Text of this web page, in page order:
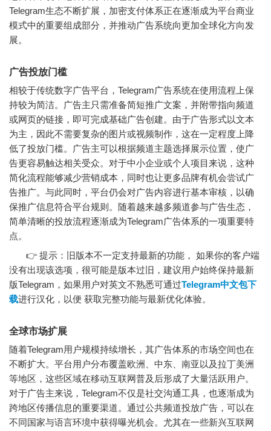
Telegram生态不断扩展，加密支付体系正在逐渐成为平台商业
模式中的重要组成部分，并推动广告系统向更加全球化方向发
展。
广告投放门槛
相较于传统数字广告平台，Telegram广告系统在使用流程上保
持较为简洁。广告主只需准备简短推广文案，并附带指向频道
或网页的链接，即可完成基础广告创建。由于广告形式以文本
为主，因此不需要复杂的图片或视频制作，这在一定程度上降
低了投放门槛。广告主可以根据频道主题选择展示位置，使广
告更容易触达相关受众。对于中小企业或个人项目来说，这种
简化流程能够减少营销成本，同时也让更多品牌有机会尝试广
告推广。与此同时，平台仍会对广告内容进行基本审核，以确
保推广信息符合平台规则。随着越来越多频道参与广告生态，
简单清晰的投放流程逐渐成为Telegram广告体系的一项重要特
点。
👉 提示：旧版本不一定支持最新的功能， 如果你的客户端
没有出现该选项，很可能是版本过旧，建议用户始终保持最新
版Telegram，如果用户对英文不熟悉可通过Telegram中文包下
载进行汉化，以便 获取完整功能与最新优化体验。
全球市场扩展
随着Telegram用户规模持续增长，其广告体系的市场空间也在
不断扩大。平台用户分布覆盖欧洲、中东、南亚以及拉丁美洲
等地区，这些区域在移动互联网普及后形成了大量活跃用户。
对于广告主来说，Telegram不仅是社交沟通工具，也逐渐成为
跨地区传播信息的重要渠道。通过公共频道投放广告，可以在
不同国家与语言环境中获得曝光机会。尤其在一些新兴互联网